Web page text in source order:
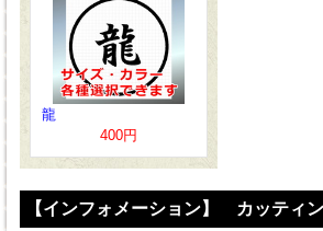
龍
400円
【インフォメーション】 カッティ